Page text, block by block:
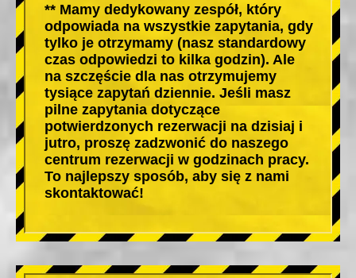
** Mamy dedykowany zespół, który
odpowiada na wszystkie zapytania, gdy
tylko je otrzymamy (nasz standardowy
czas odpowiedzi to kilka godzin). Ale
na szczęście dla nas otrzymujemy
tysiące zapytań dziennie. Jeśli masz
pilne zapytania dotyczące
potwierdzonych rezerwacji na dzisiaj i
jutro, proszę zadzwonić do naszego
centrum rezerwacji w godzinach pracy.
To najlepszy sposób, aby się z nami
skontaktować!